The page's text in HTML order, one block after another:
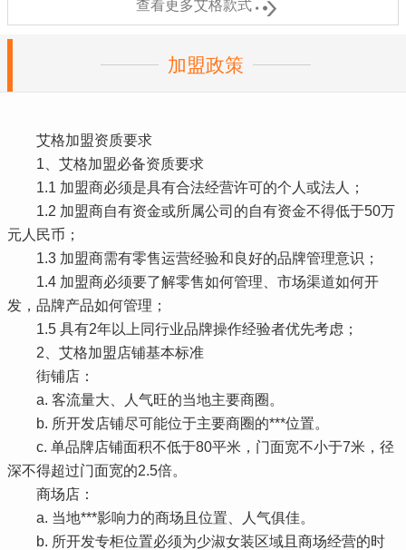
查看更多艾格款式
加盟政策
艾格加盟资质要求
1、艾格加盟必备资质要求
1.1 加盟商必须是具有合法经营许可的个人或法人；
1.2 加盟商自有资金或所属公司的自有资金不得低于50万
元人民币；
1.3 加盟商需有零售运营经验和良好的品牌管理意识；
1.4 加盟商必须要了解零售如何管理、市场渠道如何开
发，品牌产品如何管理；
1.5 具有2年以上同行业品牌操作经验者优先考虑；
2、艾格加盟店铺基本标准
街铺店：
a. 客流量大、人气旺的当地主要商圈。
b. 所开发店铺尽可能位于主要商圈的***位置。
c. 单品牌店铺面积不低于80平米，门面宽不小于7米，径
深不得超过门面宽的2.5倍。
商场店：
a. 当地***影响力的商场且位置、人气俱佳。
b. 所开发专柜位置必须为少淑女装区域且商场经营的时